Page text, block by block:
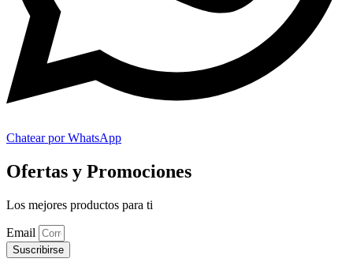
Chatear por WhatsApp
Ofertas y Promociones
Los mejores productos para ti
Email
Suscribirse